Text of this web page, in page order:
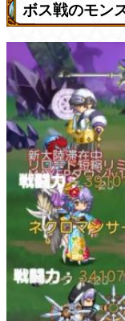
ボス戦のモン